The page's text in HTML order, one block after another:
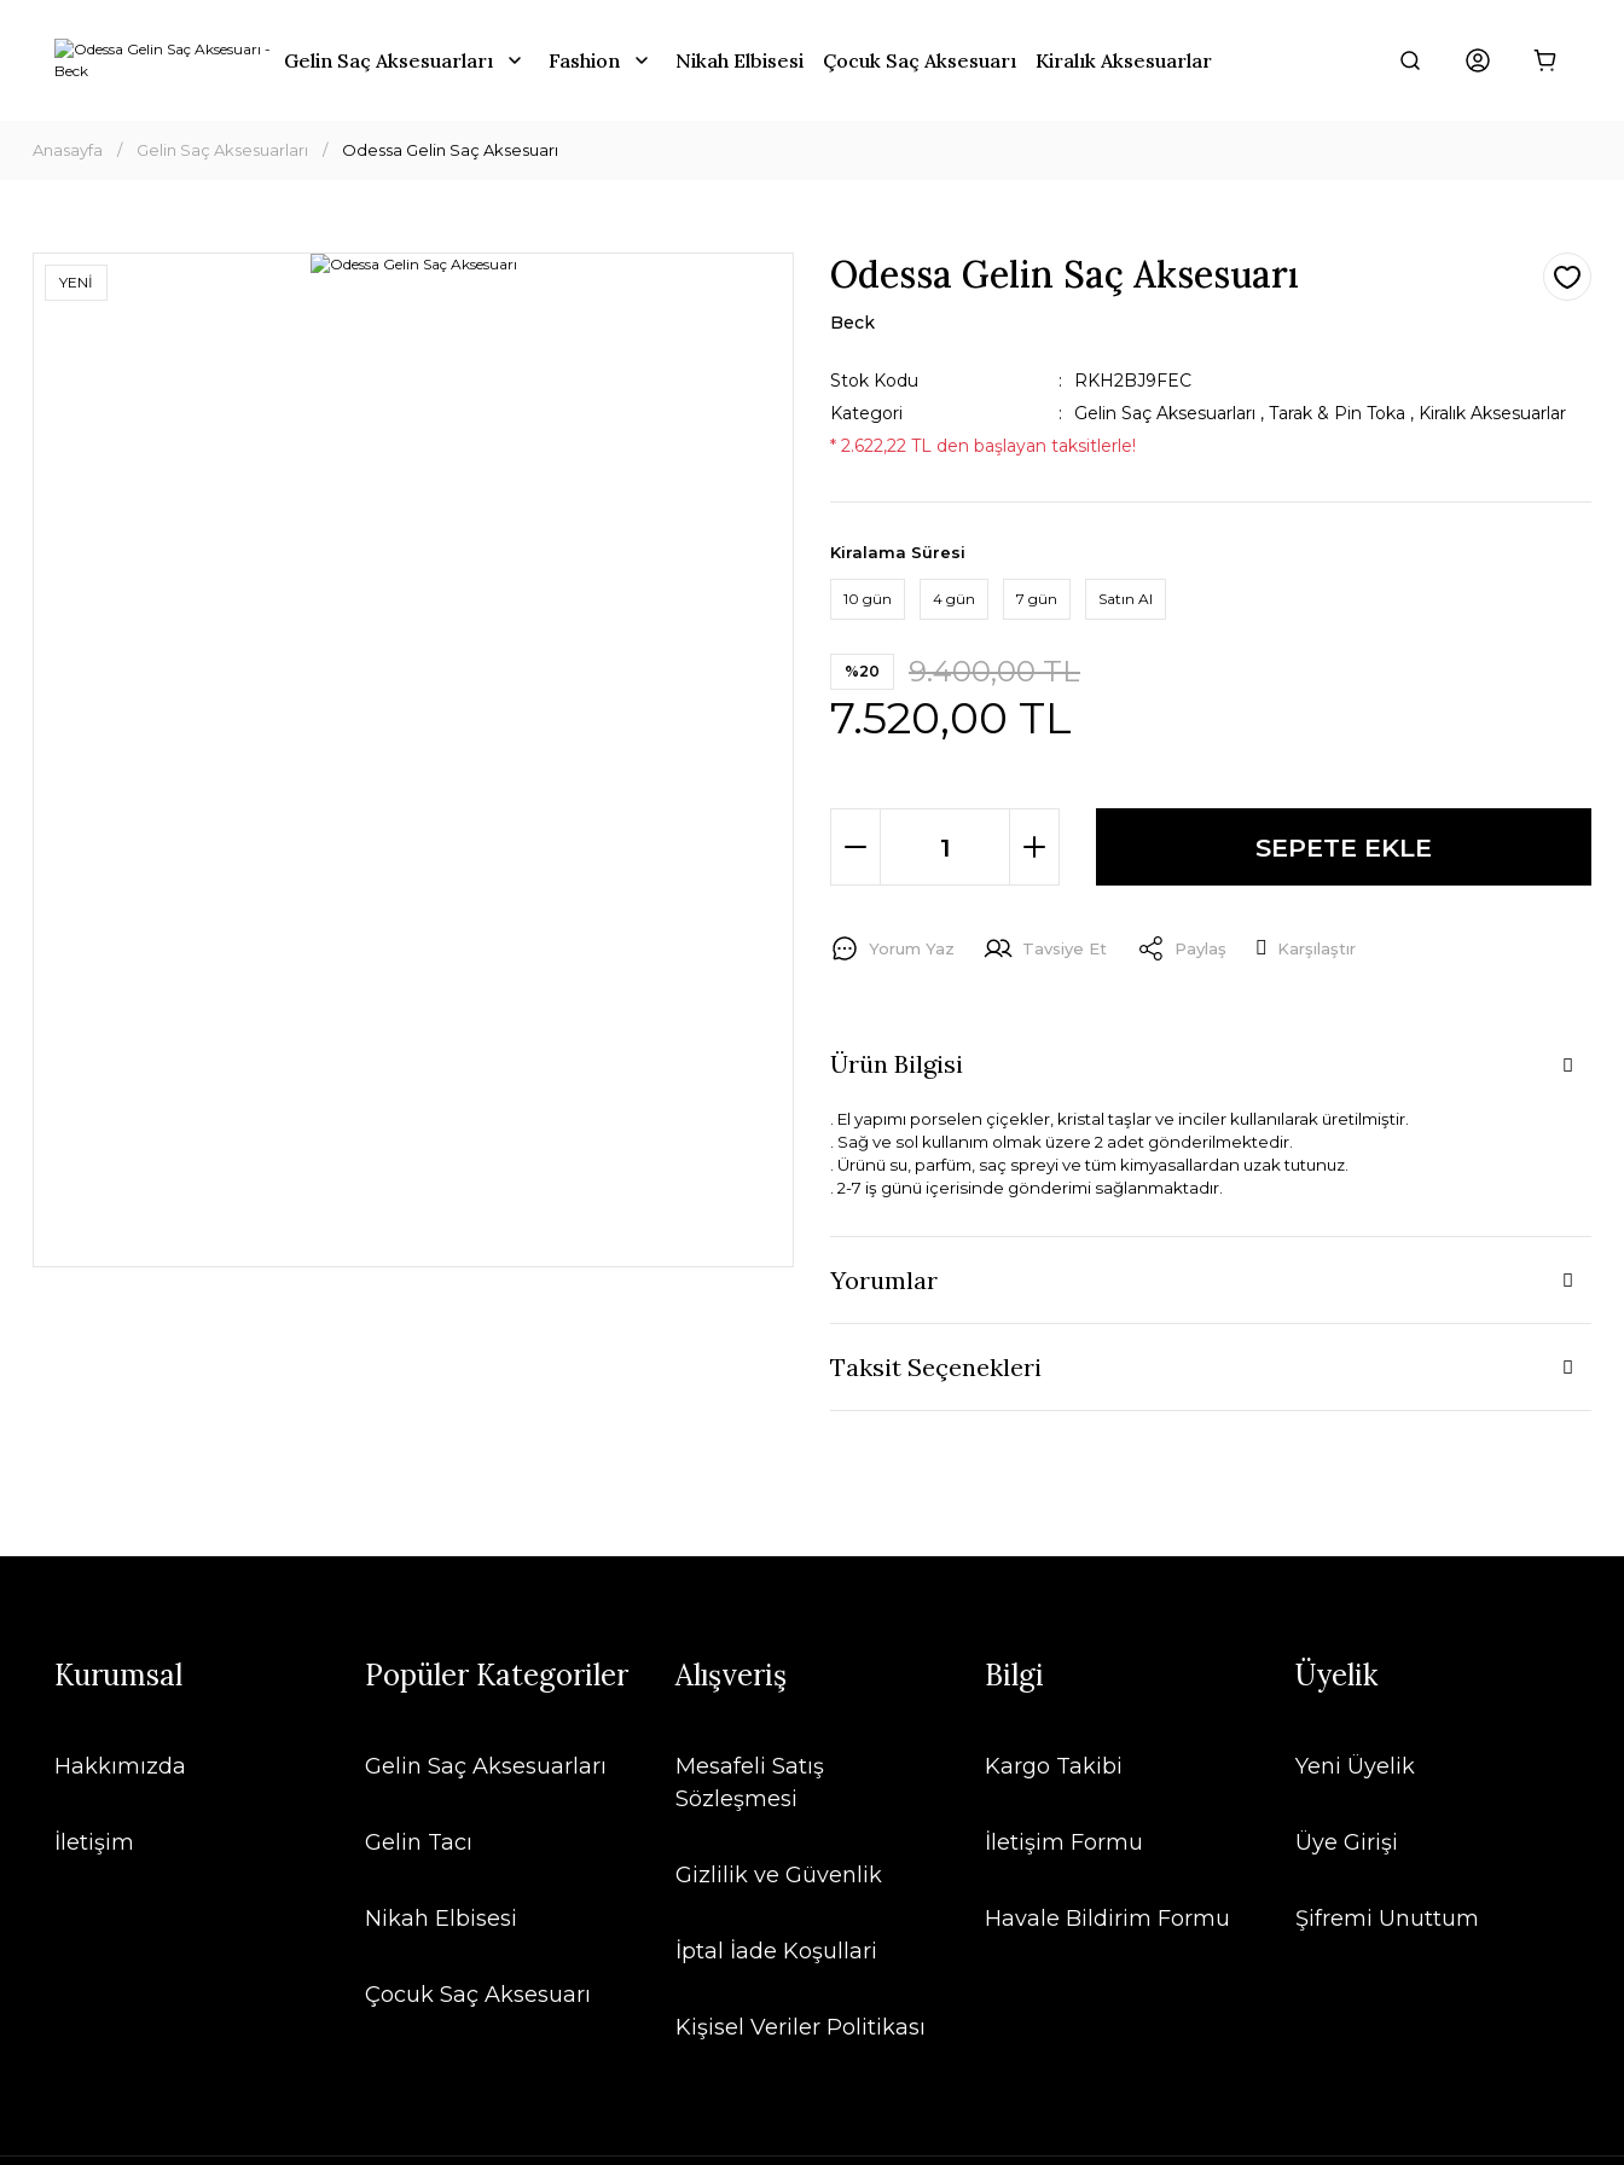
Gelin Saç Aksesuarları Fashion Nikah Elbisesi Çocuk Saç Aksesuarı Kiralık Aksesuarlar
Anasayfa Gelin Saç Aksesuarları Odessa Gelin Saç Aksesuarı
YENİ Odessa Gelin Saç Aksesuarı
Beck
Stok Kodu
RKH2BJ9FEC
Kategori
Gelin Saç Aksesuarları , Tarak & Pin Toka , Kiralık Aksesuarlar
* 2.622,22 TL den başlayan taksitlerle!
Kiralama Süresi
10 gün 4 gün 7 gün Satın Al
%20 9.400,00 TL
7.520,00 TL
SEPETE EKLE
Yorum Yaz Tavsiye Et Paylaş Karşılaştır
Ürün Bilgisi
. El yapımı porselen çiçekler, kristal taşlar ve inciler kullanılarak üretilmiştir.
. Sağ ve sol kullanım olmak üzere 2 adet gönderilmektedir.
. Ürünü su, parfüm, saç spreyi ve tüm kimyasallardan uzak tutunuz.
. 2-7 iş günü içerisinde gönderimi sağlanmaktadır.
Yorumlar
Taksit Seçenekleri
Kurumsal
Hakkımızda
İletişim
Popüler Kategoriler
Gelin Saç Aksesuarları
Gelin Tacı
Nikah Elbisesi
Çocuk Saç Aksesuarı
Alışveriş
Mesafeli Satış
Sözleşmesi
Gizlilik ve Güvenlik
İptal İade Koşullari
Kişisel Veriler Politikası
Bilgi
Kargo Takibi
İletişim Formu
Havale Bildirim Formu
Üyelik
Yeni Üyelik
Üye Girişi
Şifremi Unuttum